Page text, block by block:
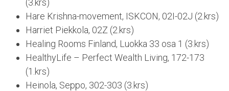
(3.krs)
Hare Krishna-movement, ISKCON, 02I-02J (2.krs)
Harriet Piekkola, 02Z (2.krs)
Healing Rooms Finland, Luokka 33 osa 1 (3.krs)
HealthyLife – Perfect Wealth Living, 172-173
(1.krs)
Heinola, Seppo, 302-303 (3.krs)